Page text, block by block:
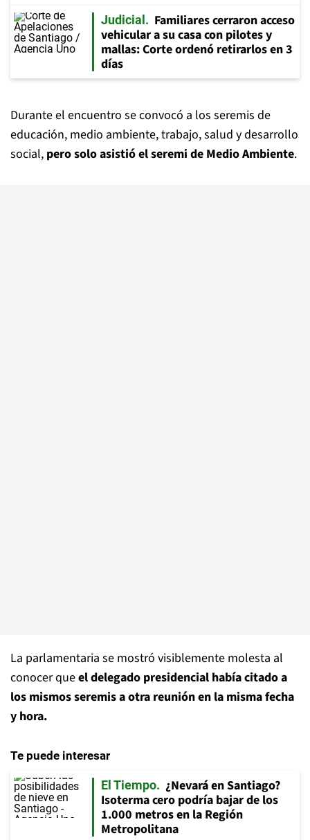
Judicial
Familiares cerraron acceso
vehicular a su casa con pilotes y
mallas: Corte ordenó retirarlos en 3
días
Durante el encuentro se convocó a los seremis de
educación, medio ambiente, trabajo, salud y desarrollo
social, pero solo asistió el seremi de Medio Ambiente.
La parlamentaria se mostró visiblemente molesta al
conocer queel delegado presidencial había citado a
los mismos seremis a otra reunión en la misma fecha
y hora.
Te puede interesar
El Tiempo
¿Nevará en Santiago?
Isoterma cero podría bajar de los
1.000 metros en la Región
Metropolitana